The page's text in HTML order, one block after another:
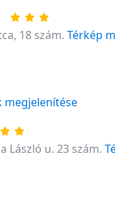
18 szám. Térkép
László u. 23 szám.